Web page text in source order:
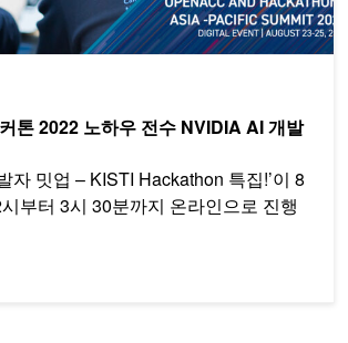
톤 2022 노하우 전수 NVIDIA AI 개발
자 밋업 – KISTI Hackathon 특집!’이 8
부터 3시 30분까지 온라인으로 진행